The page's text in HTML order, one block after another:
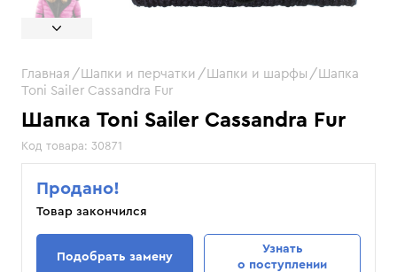
Шапка Toni Sailer Cassandra Fur
Код товара: 30871
Главная Шапки и перчатки Шапки и шарфы
Шапка
Toni Sailer Cassandra Fur
Продано!
Товар закончился
Подобрать замену
Узнать
о поступлении